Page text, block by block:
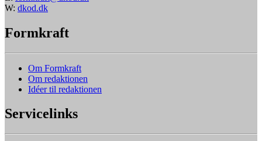
W: dkod.dk
Formkraft
Om Formkraft
Om redaktionen
Idéer til redaktionen
Servicelinks